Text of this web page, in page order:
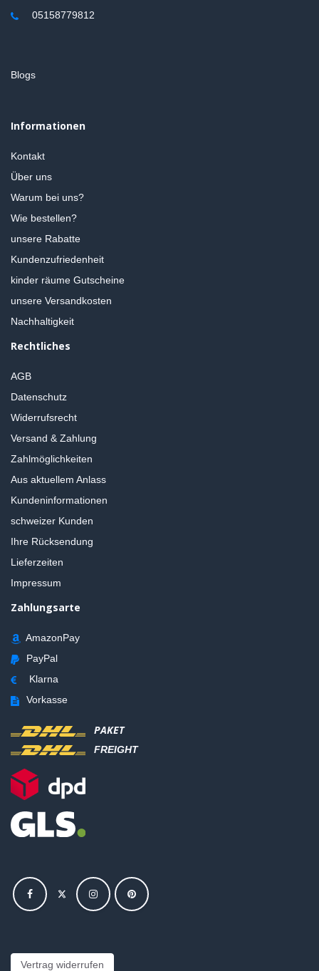
05158779812
Blogs
Informationen
Kontakt
Über uns
Warum bei uns?
Wie bestellen?
unsere Rabatte
Kundenzufriedenheit
kinder räume Gutscheine
unsere Versandkosten
Nachhaltigkeit
Rechtliches
AGB
Datenschutz
Widerrufsrecht
Versand & Zahlung
Zahlmöglichkeiten
Aus aktuellem Anlass
Kundeninformationen
schweizer Kunden
Ihre Rücksendung
Lieferzeiten
Impressum
Zahlungsarte
AmazonPay
PayPal
Klarna
Vorkasse
PAKET
FREIGHT
Vertrag widerrufen